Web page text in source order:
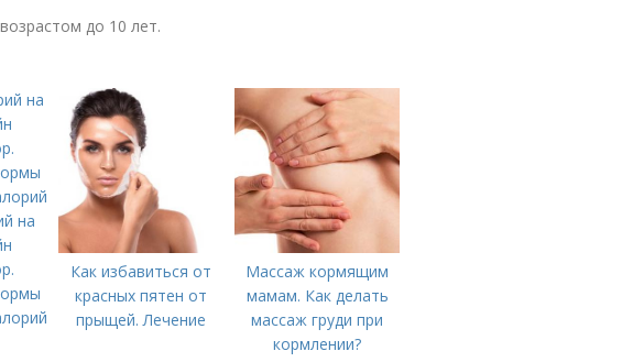
до 10 лет.
на
Как избавиться от
красных пятен от
прыщей. Лечение
Массаж кормящим
мамам. Как делать
массаж груди при
кормлении?